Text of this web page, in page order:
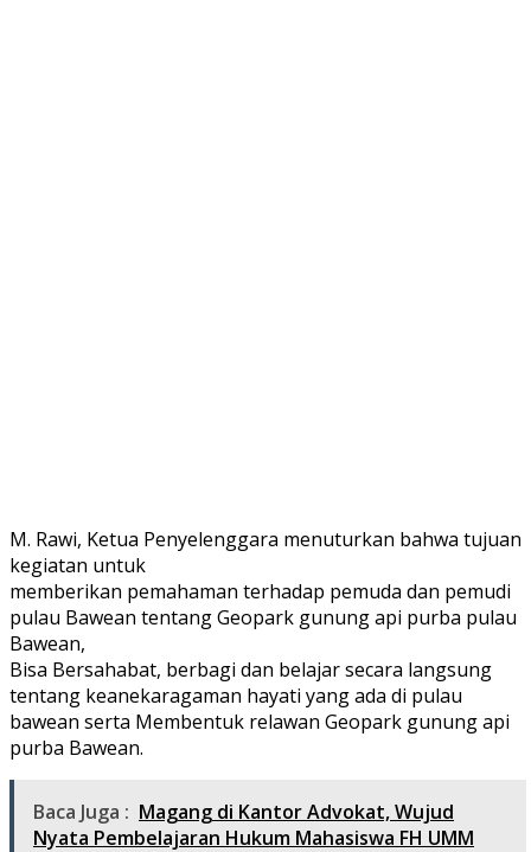
M. Rawi, Ketua Penyelenggara menuturkan bahwa tujuan
kegiatan untuk
memberikan pemahaman terhadap pemuda dan pemudi
pulau Bawean tentang Geopark gunung api purba pulau
Bawean,
Bisa Bersahabat, berbagi dan belajar secara langsung
tentang keanekaragaman hayati yang ada di pulau
bawean serta Membentuk relawan Geopark gunung api
purba Bawean.
Baca Juga : Magang di Kantor Advokat, Wujud
Nyata Pembelajaran Hukum Mahasiswa FH UMM